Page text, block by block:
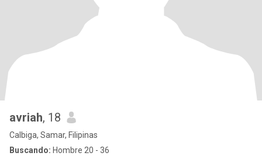
avriah, 18
Calbiga, Samar, Filipinas
Buscando: Hombre 20 - 36